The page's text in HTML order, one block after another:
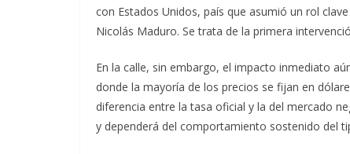
con Estados Unidos, país que asumió un rol
Nicolás Maduro. Se trata de la primera
En la calle, sin embargo, el impacto inmediato
donde la mayoría de los precios se fijan en
diferencia entre la tasa oficial y la del mercado
y dependerá del comportamiento sostenido del